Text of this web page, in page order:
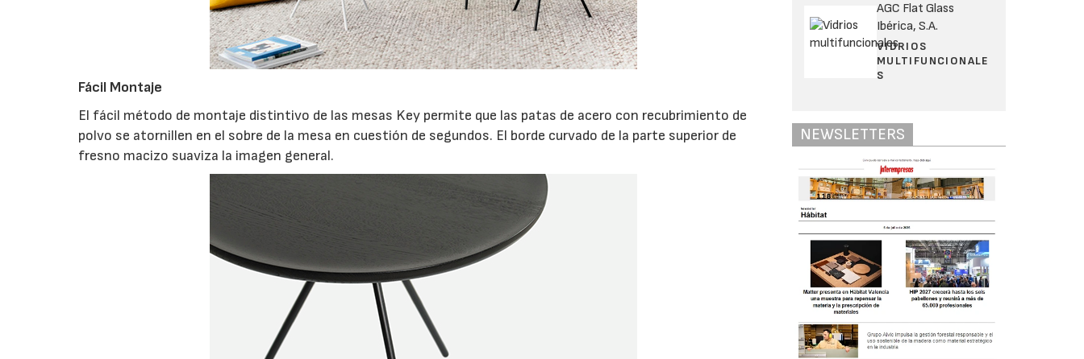
Fácil Montaje
El fácil método de montaje distintivo de las mesas Key permite que las patas de acero con recubrimiento de
polvo se atornillen en el sobre de la mesa en cuestión de segundos. El borde curvado de la parte superior de
fresno macizo suaviza la imagen general.
AGC Flat Glass
Ibérica, S.A.
VIDRIOS
MULTIFUNCIONALE
S
NEWSLETTERS